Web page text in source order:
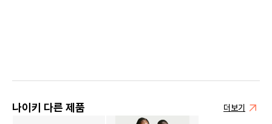
나이키 다른 제품 더보기